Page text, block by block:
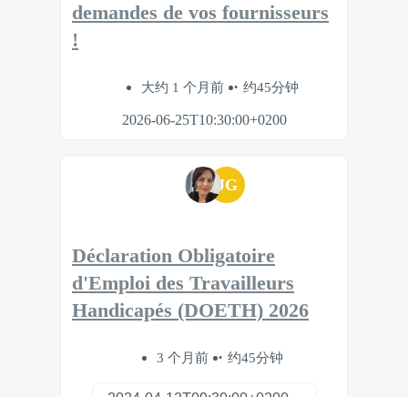
demandes de vos fournisseurs
!
大约 1 个月前 约45分钟
2026-06-25T10:30:00+0200
JG
Déclaration Obligatoire
d'Emploi des Travailleurs
Handicapés (DOETH) 2026
3 个月前 约45分钟